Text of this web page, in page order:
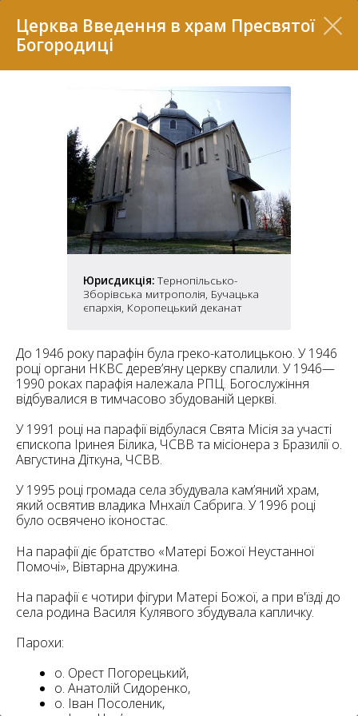
Церква Введення в храм Пресвятої
Богородиці
Юрисдикція: Тернопільсько-
Зборівська митрополія, Бучацька
єпархія, Коропецький деканат
До 1946 року парафін була греко-католицькою. У 1946
році органи НКВС дерев’яну церкву спалили. У 1946—
1990 роках парафія належала РПЦ. Богослужіння
відбувалися в тимчасово збудованій церкві.
У 1991 році на парафії відбулася Свята Місія за участі
єпископа Іринея Білика, ЧСВВ та місіонера з Бразилії о.
Августина Діткуна, ЧСВВ.
У 1995 році громада села збудувала кам’яний храм,
який освятив владика Мнхаїл Сабрига. У 1996 році
було освячено іконостас.
На парафії діє братство «Матері Божої Неустанної
Помочі», Вівтарна дружина.
На парафії є чотири фігури Матері Божої, а при в'їзді до
села родина Василя Кулявого збудувала капличку.
Парохи:
о. Орест Погорецький,
о. Анатолій Сидоренко,
о. Іван Посоленик,
37
16
22
11
5
7
6
4
10
6
15
5
2
Перелік